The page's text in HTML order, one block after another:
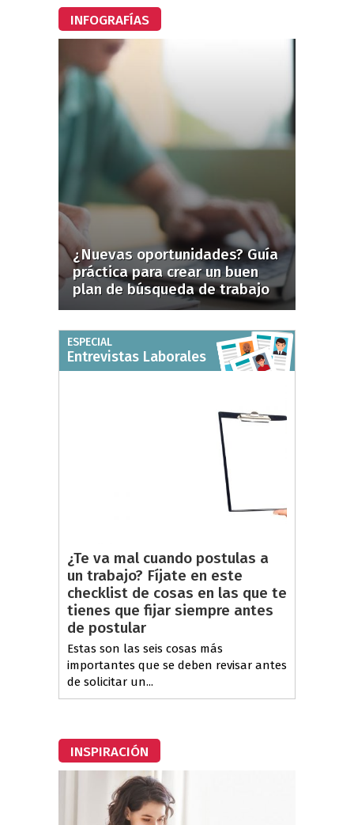
INFOGRAFÍAS
¿Nuevas oportunidades? Guía
práctica para crear un buen
plan de búsqueda de trabajo
ESPECIAL
Entrevistas Laborales
¿Te va mal cuando postulas a
un trabajo? Fíjate en este
checklist de cosas en las que te
tienes que fijar siempre antes
de postular
Estas son las seis cosas más
importantes que se deben revisar antes
de solicitar un...
INSPIRACIÓN